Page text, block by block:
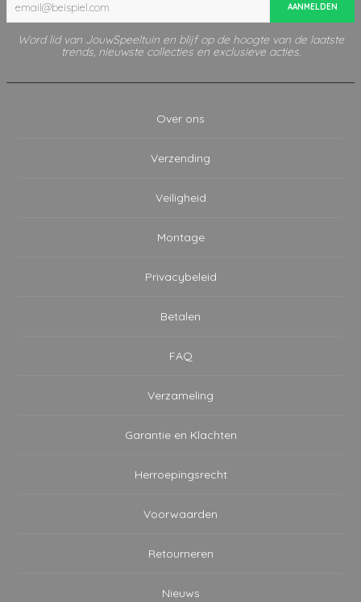
AANMELDEN
Word lid van JouwSpeeltuin en blijf op de hoogte van de laatste
trends, nieuwste collecties en exclusieve acties.
Over ons
Verzending
Veiligheid
Montage
Privacybeleid
Betalen
FAQ
Verzameling
Garantie en Klachten
Herroepingsrecht
Voorwaarden
Retourneren
Nieuws